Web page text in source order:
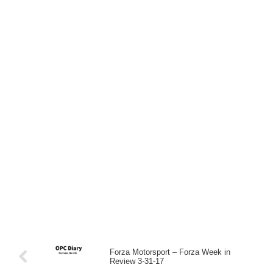
Forza Motorsport – Forza Week in
Review 3-31-17